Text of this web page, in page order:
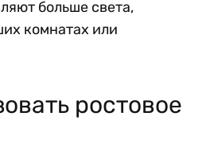
больше света,
комнатах или
ростовое